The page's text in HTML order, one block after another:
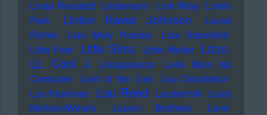
Linda Ronstadt Lindemann Link Wray Linkin
Park
Linton Kwesi Johnson
Lionel
Richie
Lisa Mary Presley
Lisa Stansfield
Little Feat Little Simz Little Walter Lizzo
LL Cool J Lollapalooza
Look Mum No
Computer
Lord of the Lost
Lou Donaldson
Lou Pearlman Lou Reed Loudermilk Louis
Moholo-Moholo
Louvin Brothers Love